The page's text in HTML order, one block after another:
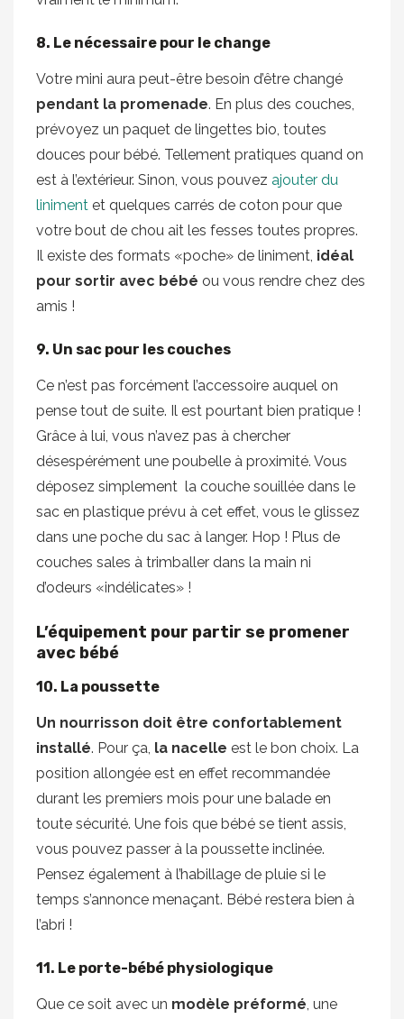
8. Le nécessaire pour le change
Votre mini aura peut-être besoin d’être changé
pendant la promenade. En plus des couches,
prévoyez un paquet de lingettes bio, toutes
douces pour bébé. Tellement pratiques quand on
est à l’extérieur. Sinon, vous pouvez ajouter du
liniment et quelques carrés de coton pour que
votre bout de chou ait les fesses toutes propres.
Il existe des formats «poche» de liniment, idéal
pour sortir avec bébé ou vous rendre chez des
amis !
9. Un sac pour les couches
Ce n’est pas forcément l’accessoire auquel on
pense tout de suite. Il est pourtant bien pratique !
Grâce à lui, vous n’avez pas à chercher
désespérément une poubelle à proximité. Vous
déposez simplement la couche souillée dans le
sac en plastique prévu à cet effet, vous le glissez
dans une poche du sac à langer. Hop ! Plus de
couches sales à trimballer dans la main ni
d’odeurs «indélicates» !
L’équipement pour partir se promener
avec bébé
10. La poussette
Un nourrisson doit être confortablement
installé. Pour ça, la nacelle est le bon choix. La
position allongée est en effet recommandée
durant les premiers mois pour une balade en
toute sécurité. Une fois que bébé se tient assis,
vous pouvez passer à la poussette inclinée.
Pensez également à l’habillage de pluie si le
temps s’annonce menaçant. Bébé restera bien à
l’abri !
11. Le porte-bébé physiologique
Que ce soit avec un modèle préformé, une